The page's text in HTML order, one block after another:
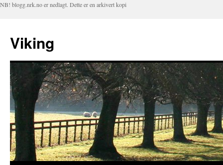
NB! blogg.nrk.no er nedlagt. Dette er en arkivert kopi
Viking